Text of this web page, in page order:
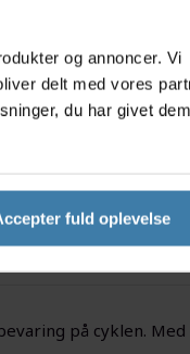
og annoncer. Vi
delt med vores
du har givet
fuld oplevelse
på lager
Tilføj til Ønskeskyen
Mere
på cyklen.